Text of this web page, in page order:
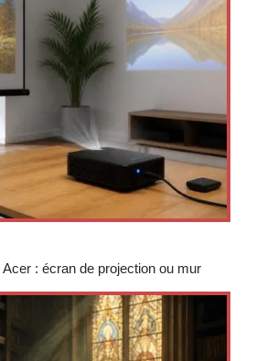
: écran de projection ou mur